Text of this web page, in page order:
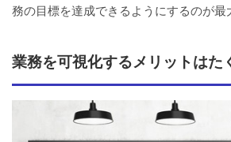
務の目標を達成できるようにするのが最
業務を可視化するメリットはた